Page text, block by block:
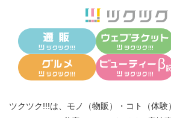
ツクツク!!!は、 モノ（物販） ・ コト（体験）